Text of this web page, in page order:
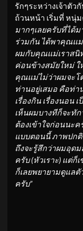
รักๆระหว่างเจ้าตั
ถ้วนหน้า เริ่มที่ หนุ่ม
มากๆเลยครับที่ได้
ร่วมกัน ได้พาคุณแ
ผมกับคุณแม่เราส
ค่อนข้างสมัยใหม่ ใ
คุณแม่ไม่ว่าผมจะโ
ท่านอยู่เสมอ คือท่า
เรื่องกิน เรื่องนอน
เห็นผมบางทีก็จะทั
ต้องเข้าใจก่อนนะ
แบบตอนนี้ ภาพปก
ถึงจะรู้สึกว่าผมอุด
ครับ (หัวเราะ) แต่ก็
ก็เลยพยายามดูแล
ครับ”